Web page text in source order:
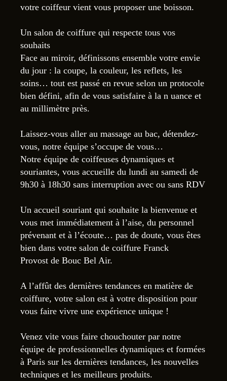
votre coiffeur vient vous proposer une boisson.
Un salon de coiffure qui respecte tous vos
souhaits
Face au miroir, définissons ensemble votre envie
du jour : la coupe, la couleur, les reflets, les
soins… tout est passé en revue selon un protocole
bien défini, afin de vous satisfaire à la n uance et
au millimètre près.
Laissez-vous aller au massage au bac, détendez-
vous, notre équipe s’occupe de vous…
Notre équipe de coiffeuses dynamiques et
souriantes, vous accueille du lundi au samedi de
9h30 à 18h30 sans interruption avec ou sans RDV
Un accueil souriant qui souhaite la bienvenue et
vous met immédiatement à l’aise, du personnel
prévenant et à l’écoute… pas de doute, vous êtes
bien dans votre salon de coiffure Franck
Provost de Bouc Bel Air.
A l’affût des dernières tendances en matière de
coiffure, votre salon est à votre disposition pour
vous faire vivre une expérience unique !
Venez vite vous faire chouchouter par notre
équipe de professionnelles dynamiques et formées
à Paris sur les dernières tendances, les nouvelles
techniques et les meilleurs produits.